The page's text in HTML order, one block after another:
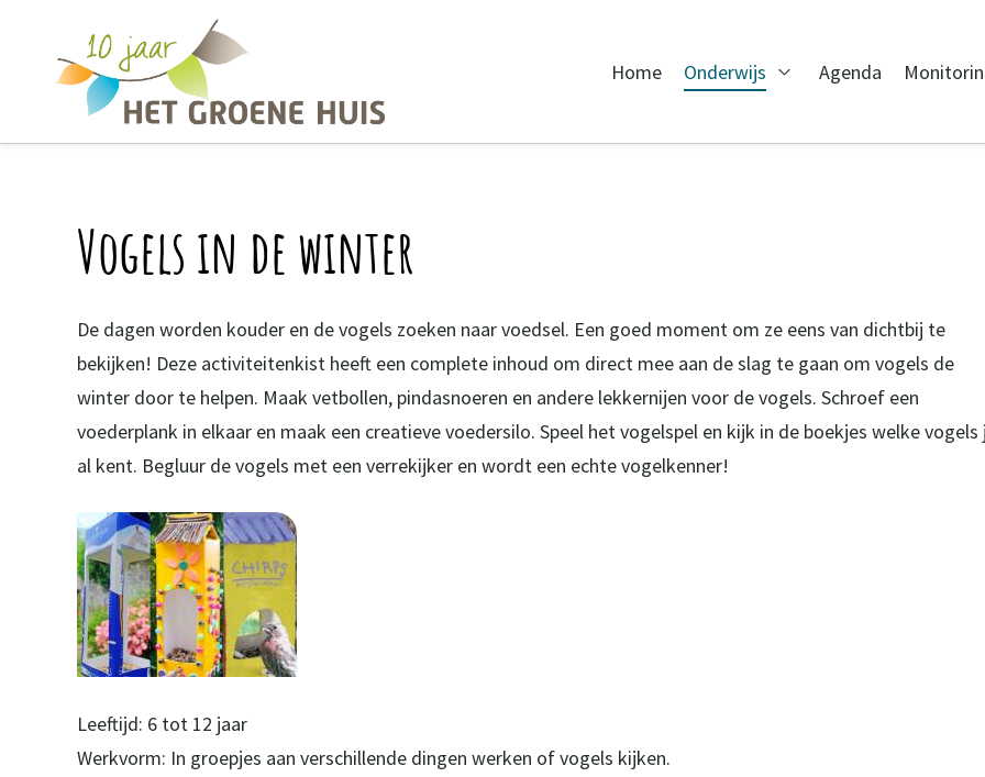
Overslaan en naar de inhoud gaan
Home
Onderwijs
Open Onderwijs
Agenda
Vogels in de winter
De dagen worden kouder en de vogels zoeken naar voedsel. Een goed moment om ze eens van dichtbij te
bekijken! Deze activiteitenkist heeft een complete inhoud om direct mee aan de slag te gaan om vogels de
winter door te helpen. Maak vetbollen, pindasnoeren en andere lekkernijen voor de vogels. Schroef een
voederplank in elkaar en maak een creatieve voedersilo. Speel het vogelspel en kijk in de boekjes welke vogels
al kent. Begluur de vogels met een verrekijker en wordt een echte vogelkenner!
Leeftijd: 6 tot 12 jaar
Werkvorm: In groepjes aan verschillende dingen werken of vogels kijken.